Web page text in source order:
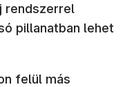
rendszerrel
pillanatban lehet
felül más